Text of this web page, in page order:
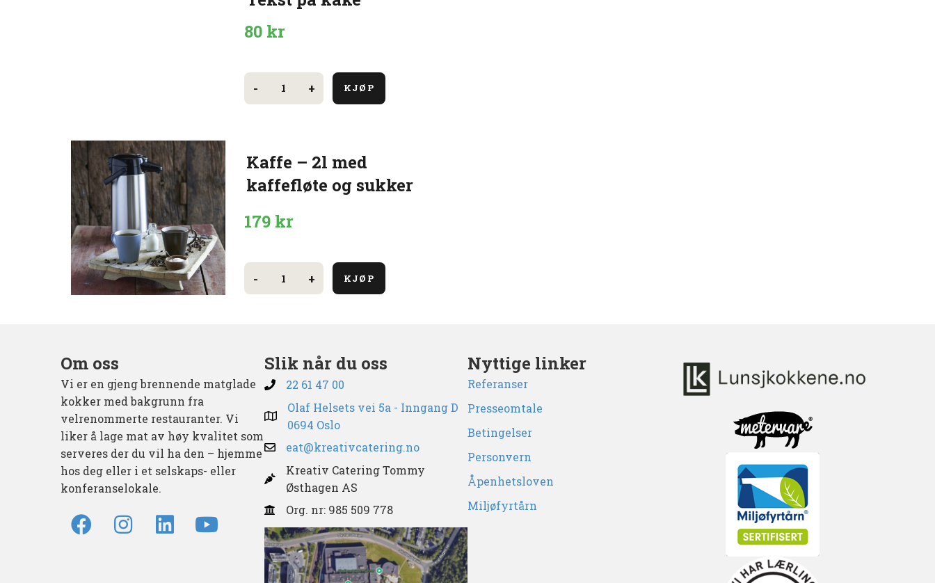
80 kr
-
Tekst
på + KJØP
Kaffe – 2l med
kaffefløte og sukker
179 kr
-
Kaffe
+ KJØP
Om oss
Vi er en gjeng brennende matglade
kokker med bakgrunn fra
velrenommerte restauranter. Vi
liker å lage mat av høy kvalitet som
serveres der du vil ha den – hjemme
hos deg eller i et selskaps- eller
konferanselokale.
Slik når du oss
22 61 47 00
Olaf Helsets vei 5a - Inngang D
0694 Oslo
eat@kreativcatering.no
Kreativ Catering Tommy
Østhagen AS
Org. nr: 985 509 778
Nyttige linker
Referanser
Presseomtale
Betingelser
Personvern
Åpenhetsloven
Miljøfyrtårn